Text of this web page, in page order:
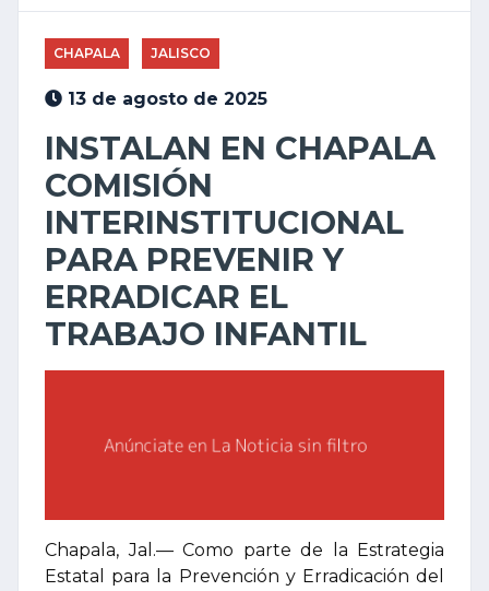
CHAPALA JALISCO
13 de agosto de 2025
INSTALAN EN CHAPALA
COMISIÓN
INTERINSTITUCIONAL
PARA PREVENIR Y
ERRADICAR EL
TRABAJO INFANTIL
Chapala, Jal.— Como parte de la Estrategia
Estatal para la Prevención y Erradicación del